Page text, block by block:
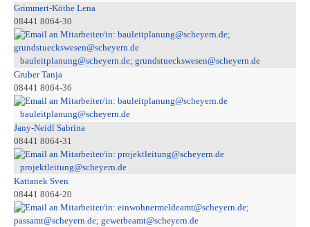
Grimmert-Köthe Lena
08441 8064-30
bauleitplanung@scheyern.de; grundstueckswesen@scheyern.de
Gruber Tanja
08441 8064-36
bauleitplanung@scheyern.de
Jany-Neidl Sabrina
08441 8064-31
projektleitung@scheyern.de
Kattanek Sven
08441 8064-20